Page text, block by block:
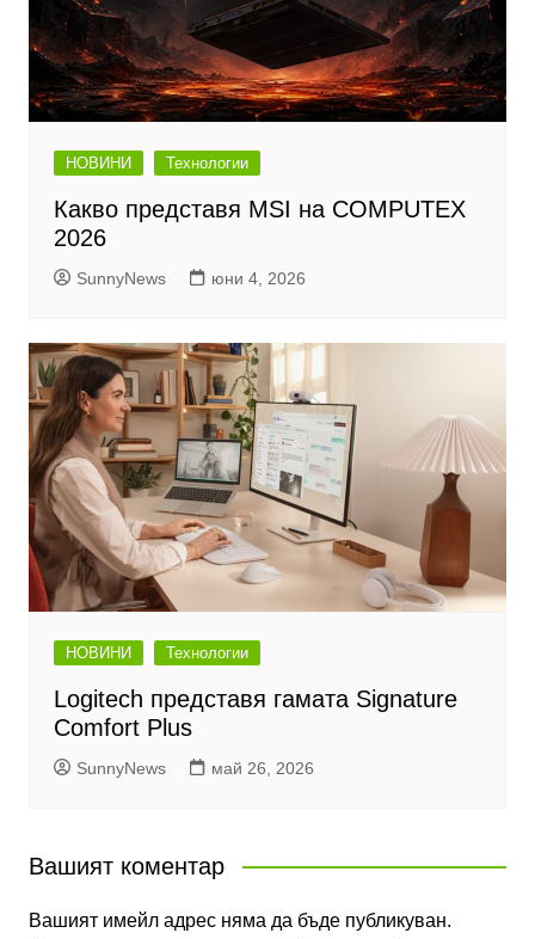
НОВИНИ Технологии
Какво представя MSI на COMPUTEX
2026
SunnyNews юни 4, 2026
НОВИНИ Технологии
Logitech представя гамата Signature
Comfort Plus
SunnyNews май 26, 2026
Вашият коментар
Вашият имейл адрес няма да бъде публикуван.